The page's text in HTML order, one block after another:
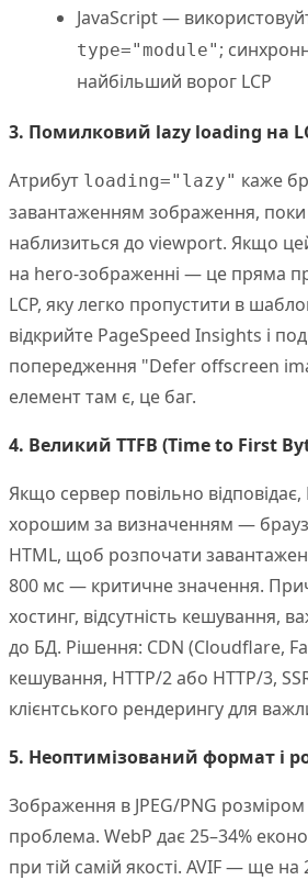
JavaScript —
type="module" ;
найбільший ворог LCP
3. Помилковий lazy loading на
Атрибут loading="lazy" каже
завантаженням зображення,
наблизиться до viewport. Якщо
на hero-зображенні — це пряма
LCP, яку легко пропустити в
відкрийте PageSpeed Insights і
попередження "Defer offscreen
елемент там є, це баг.
4. Великий TTFB (Time to First
Якщо сервер повільно
хорошим за визначенням —
HTML, щоб розпочати
800 мс — критичне значення.
хостинг, відсутність кешування,
до БД. Рішення: CDN (Cloudflare,
кешування, HTTP/2 або HTTP/3,
клієнтського рендерингу для
5. Неоптимізований формат і
Зображення в JPEG/PNG
проблема. WebP дає 25–34%
при тій самій якості. AVIF — ще